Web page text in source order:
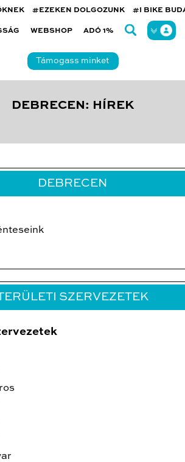
#EZEKEN DOLGOZUNK #I BIKE
WEBSHOP ADÓ 1%
Támogass minket
DEBRECEN: HÍREK
DEBRECEN
SZERVEZETEK